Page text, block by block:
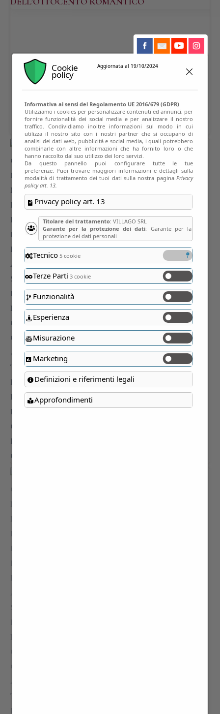
Cookie
policy
Aggiornata al 19/10/2024
Informativa ai sensi del Regolamento UE 2016/679 (GDPR)
Utilizziamo i cookies per personalizzare contenuti ed annunci, per
fornire funzionalità dei social media e per analizzare il nostro
traffico. Condividiamo inoltre informazioni sul modo in cui
utilizza il nostro sito con i nostri partner che si occupano di
analisi dei dati web, pubblicità e social media, i quali potrebbero
combinarle con altre informazioni che ha fornito loro o che
hanno raccolto dal suo utilizzo dei loro servizi.
Da questo pannello puoi configurare tutte le tue
preferenze. Puoi trovare maggiori informazioni e dettagli sulla
modalità di trattamento dei tuoi dati sulla nostra paginaPrivacy
policy art. 13.
Privacy policy art. 13
Titolare del trattamento: VILLAGO SRL
Garante per la protezione dei dati: Garante per la
protezione dei dati personali
Tecnico5 cookie
Terze Parti 3 cookie
Funzionalità
Esperienza
Misurazione
Marketing
Definizioni e riferimenti legali
Approfondimenti